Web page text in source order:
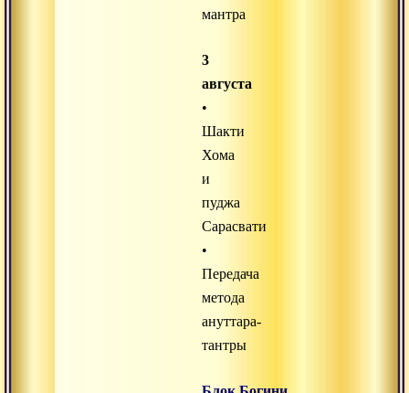
мантра
3
августа
•
Шакти
Хома
и
пуджа
Сарасвати
•
Передача
метода
ануттара-
тантры